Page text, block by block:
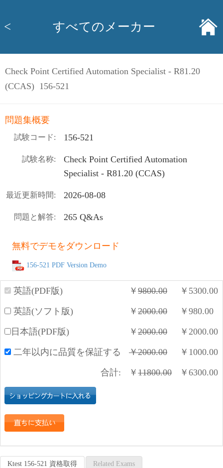
< すべてのメーカー
Check Point Certified Automation Specialist - R81.20
(CCAS) 156-521
問題集概要
試験コード: 156-521
試験名称:
Check Point Certified Automation
Specialist - R81.20 (CCAS)
最近更新時間: 2026-08-08
問題と解答: 265 Q&As
無料でデモをダウンロード
156-521 PDF Version Demo
英語(PDF版) ￥ 9800.00 ￥ 5300.00
英語(ソフト版) ￥ 2000.00 ￥ 980.00
日本語(PDF版) ￥ 2000.00 ￥ 2000.00
二年以内に品質を保証する ￥2000.00 ￥ 1000.00
合計: ￥ 11800.00 ￥ 6300.00
Ktest 156-521 資格取得 Related Exams